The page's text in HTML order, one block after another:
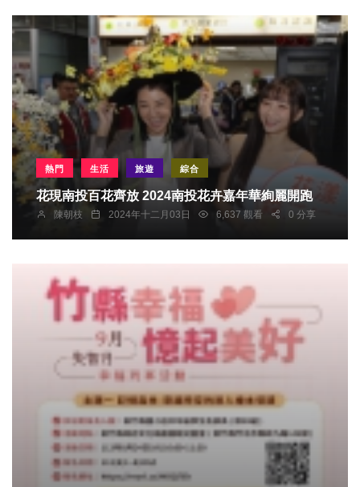
熱門 生活 旅遊 綜合
花現南投百花齊放 2024南投花卉嘉年華絢麗開跑
陳朝枝 2024年十二月03日 6,637 觀看 0 分享